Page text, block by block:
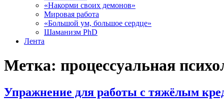
«Накорми своих демонов»
Мировая работа
«Большой ум, большое сердце»
Шаманизм PhD
Лента
Метка: процессуальная
Упражнение для работы с тяжёлым